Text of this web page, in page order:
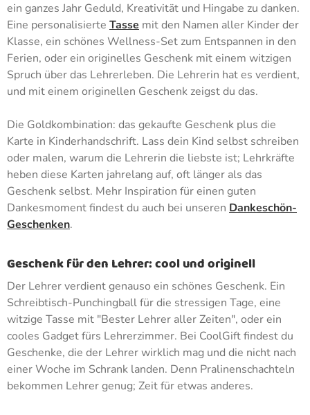
ein ganzes Jahr Geduld, Kreativität und Hingabe zu danken.
Eine personalisierte Tasse mit den Namen aller Kinder der
Klasse, ein schönes Wellness-Set zum Entspannen in den
Ferien, oder ein originelles Geschenk mit einem witzigen
Spruch über das Lehrerleben. Die Lehrerin hat es verdient,
und mit einem originellen Geschenk zeigst du das.
Die Goldkombination: das gekaufte Geschenk plus die
Karte in Kinderhandschrift. Lass dein Kind selbst schreiben
oder malen, warum die Lehrerin die liebste ist; Lehrkräfte
heben diese Karten jahrelang auf, oft länger als das
Geschenk selbst. Mehr Inspiration für einen guten
Dankesmoment findest du auch bei unseren Dankeschön-
Geschenken.
Geschenk für den Lehrer: cool und originell
Der Lehrer verdient genauso ein schönes Geschenk. Ein
Schreibtisch-Punchingball für die stressigen Tage, eine
witzige Tasse mit "Bester Lehrer aller Zeiten", oder ein
cooles Gadget fürs Lehrerzimmer. Bei CoolGift findest du
Geschenke, die der Lehrer wirklich mag und die nicht nach
einer Woche im Schrank landen. Denn Pralinenschachteln
bekommen Lehrer genug; Zeit für etwas anderes.